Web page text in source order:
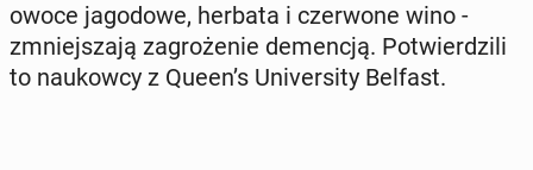
owoce ja­go­do­we, herbata i czer­wo­ne wino -
zmniej­sza­ją za­gro­że­nie de­men­cją. Po­twier­dzi­li
to na­ukow­cy z Queen’s Uni­ver­si­ty Belfast.